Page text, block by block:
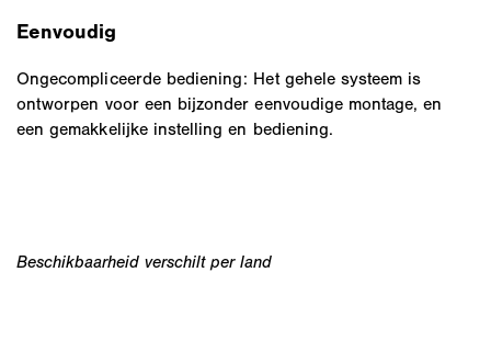
Eenvoudig
Ongecompliceerde bediening: Het gehele systeem is
ontworpen voor een bijzonder eenvoudige montage, en
een gemakkelijke instelling en bediening.